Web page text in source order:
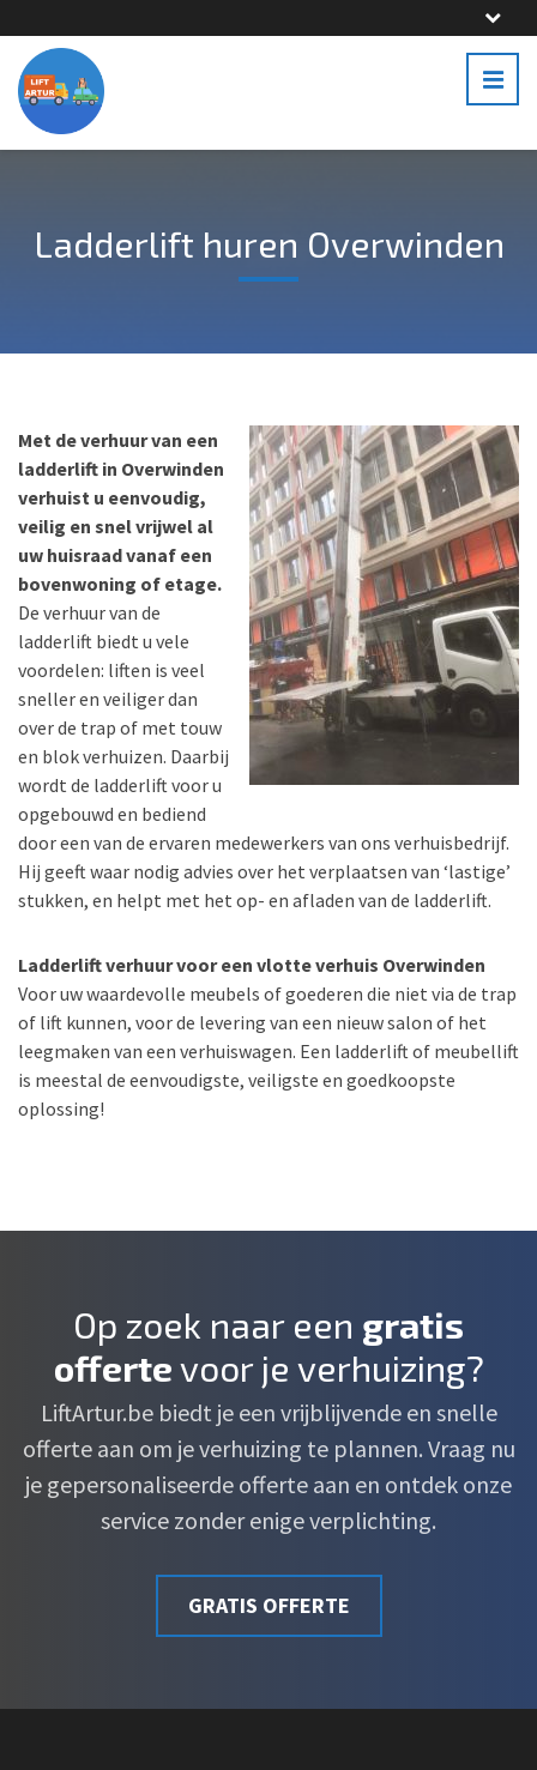
Ladderlift huren Overwinden
Met de verhuur van een
ladderlift in Overwinden
verhuist u eenvoudig,
veilig en snel vrijwel al
uw huisraad vanaf een
bovenwoning of etage.
De verhuur van de
ladderlift biedt u vele
voordelen: liften is veel
sneller en veiliger dan
over de trap of met touw
en blok verhuizen. Daarbij
wordt de ladderlift voor u
opgebouwd en bediend
door een van de ervaren medewerkers van ons verhuisbedrijf.
Hij geeft waar nodig advies over het verplaatsen van ‘lastige’
stukken, en helpt met het op- en afladen van de ladderlift.
Ladderlift verhuur voor een vlotte verhuis Overwinden
Voor uw waardevolle meubels of goederen die niet via de trap
of lift kunnen, voor de levering van een nieuw salon of het
leegmaken van een verhuiswagen. Een ladderlift of meubellift
is meestal de eenvoudigste, veiligste en goedkoopste
oplossing!
Op zoek naar een gratis
offertevoor je verhuizing?
LiftArtur.be biedt je een vrijblijvende en snelle
offerte aan om je verhuizing te plannen. Vraag nu
je gepersonaliseerde offerte aan en ontdek onze
service zonder enige verplichting.
GRATIS OFFERTE